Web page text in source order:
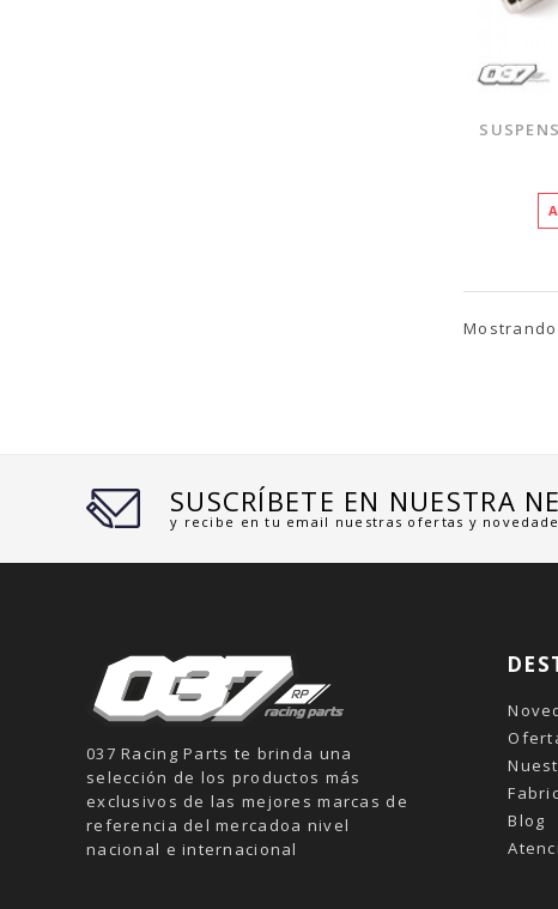
SUSCRÍBETE EN NUESTRA
y recibe en tu email nuestras ofertas y
037 Racing Parts te brinda una
selección de los productos más
exclusivos de las mejores marcas de
referencia del mercadoa nivel
nacional e internacional
Blog